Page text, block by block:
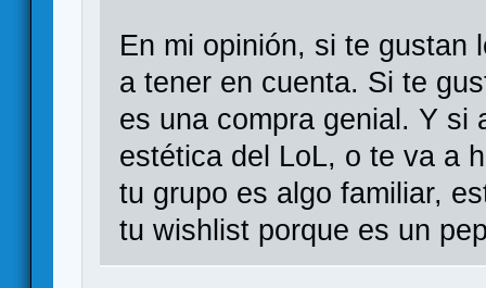
En mi opinión, si te gustan
a tener en cuenta. Si te
es una compra genial. Y si
estética del LoL, o te va a
tu grupo es algo familiar,
tu wishlist porque es un